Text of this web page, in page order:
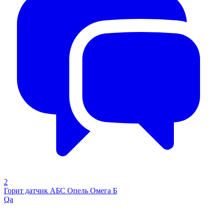
2
Горит датчик АБС Опель Омега Б
Qa